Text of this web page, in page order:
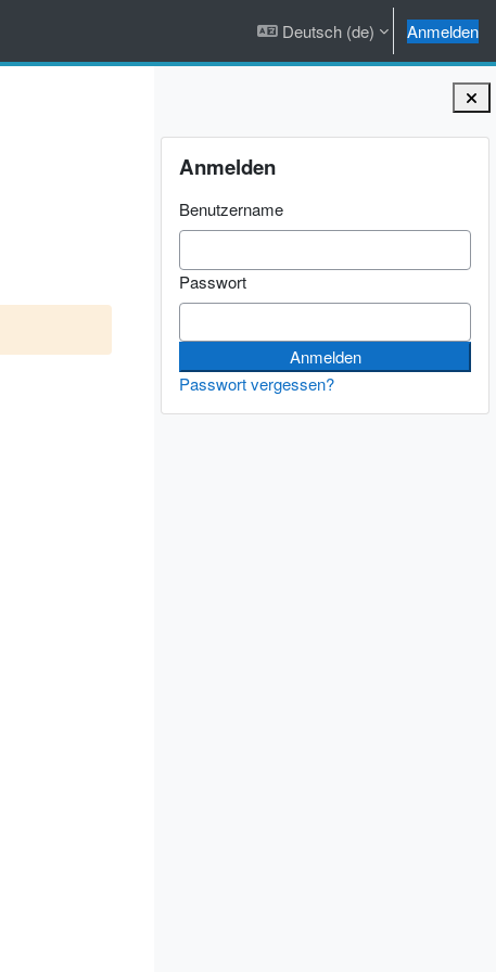
Deutsch ‎(de)‎ Anmelden
Blöcke
Anmelden
Benutzername
Passwort
Passwort vergessen?